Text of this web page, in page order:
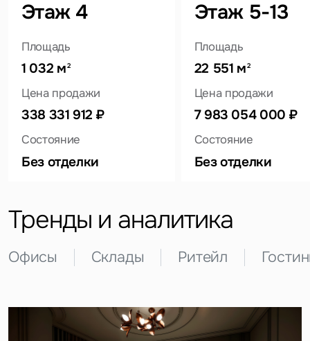
Этаж 4
Площадь
1 032 м2
Цена продажи
338 331 912 ₽
Состояние
Без отделки
Этаж 5-13
Площадь
22 551 м2
Цена продажи
7 983 054 000 ₽
Состояние
Без отделки
Тренды и аналитика
Офисы Склады Ритейл
Задайте свой вопрос
Предложение
Уведомления
Это обязательное поле
Это обязательное поле